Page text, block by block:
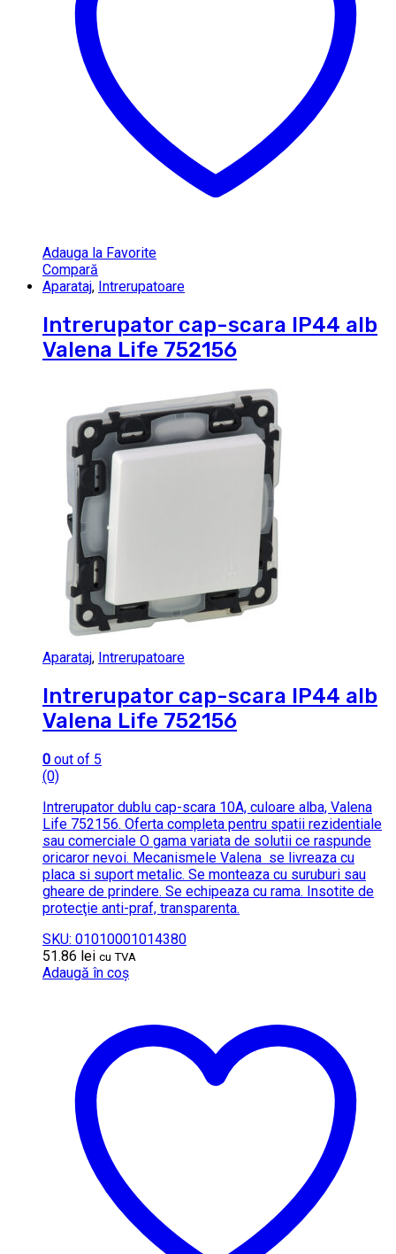
Adauga la Favorite
Compară
Aparataj, Intrerupatoare
Intrerupator cap-scara IP44 alb
Valena Life 752156
Aparataj, Intrerupatoare
Intrerupator cap-scara IP44 alb
Valena Life 752156
0 out of 5
(0)
Intrerupator dublu cap-scara 10A, culoare alba, Valena
Life 752156. Oferta completa pentru spatii rezidentiale
sau comerciale O gama variata de solutii ce raspunde
oricaror nevoi. Mecanismele Valena se livreaza cu
placa si suport metalic. Se monteaza cu suruburi sau
gheare de prindere. Se echipeaza cu rama. Insotite de
protecţie anti-praf, transparenta.
SKU: 01010001014380
51.86 lei cu TVA
Adaugă în coș